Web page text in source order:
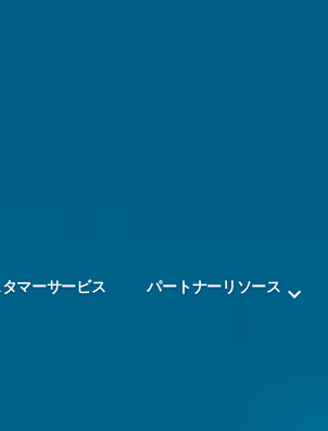
マーサービス パートナーリソース